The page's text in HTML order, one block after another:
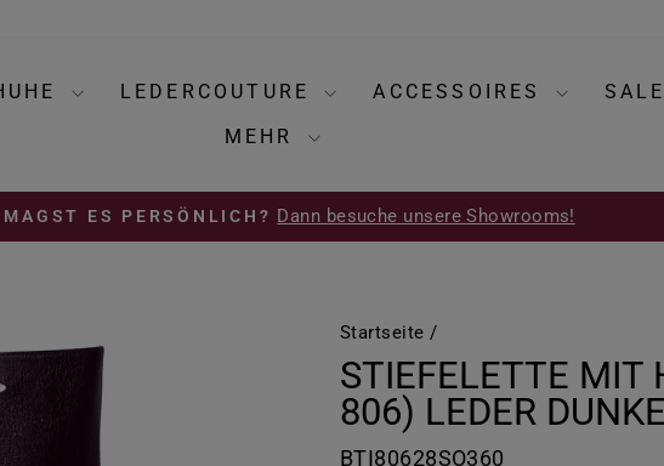
LEDERCOUTURE ACCESSOIRES SALE
MEHR
Pause
MAGST ES PERSÖNLICH? Dann besuche unsere Showrooms!
Startseite /
STIEFELETTE MIT
806) LEDER
BTI80628SO360